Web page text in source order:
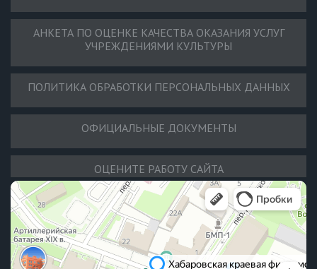
АНКЕТА ПО ОЦЕНКЕ КАЧЕСТВА ОКАЗАНИЯ УСЛУГ
УЧРЕЖДЕНИЯМИ КУЛЬТУРЫ
ПОЛИТИКА ОБРАБОТКИ ПЕРСОНАЛЬНЫХ ДАННЫХ
ОФИЦИАЛЬНЫЕ ДОКУМЕНТЫ
ОЦЕНИТЕ РАБОТУ САЙТА